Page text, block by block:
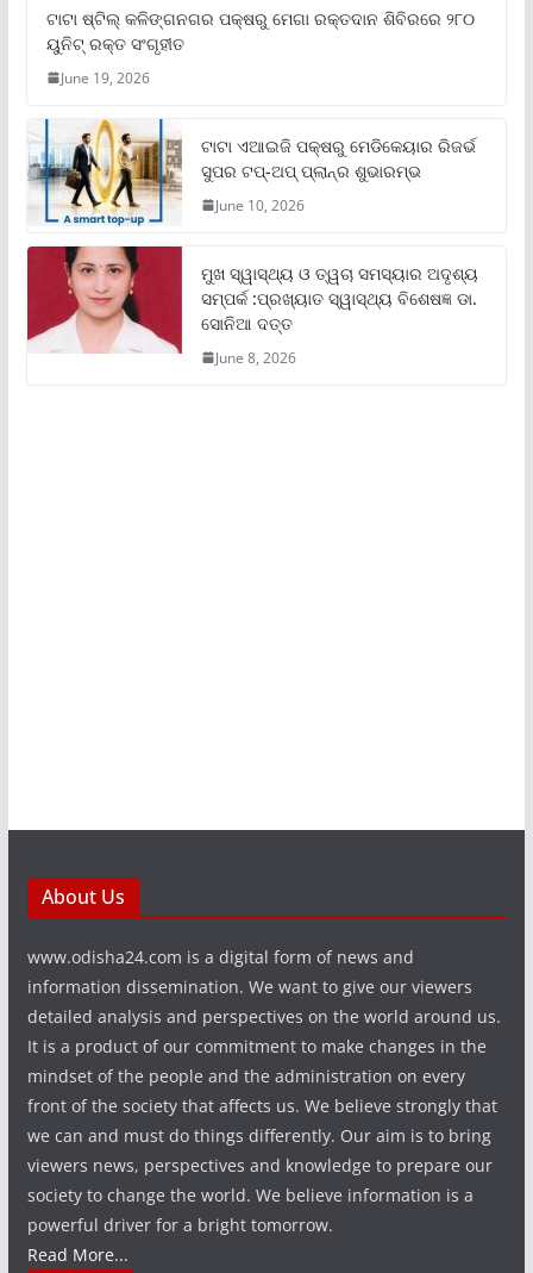
ଟାଟା ଷ୍ଟିଲ୍‌ କଳିଙ୍ଗନଗର ପକ୍ଷରୁ ମେଗା ରକ୍ତଦାନ ଶିବିରରେ ୨୮୦
ୟୁନିଟ୍‌ ରକ୍ତ ସଂଗୃହୀତ
June 19, 2026
ଟାଟା ଏଆଇଜି ପକ୍ଷରୁ ମେଡିକେୟାର ରିଜର୍ଭ
ସୁପର ଟପ୍‌-ଅପ୍ ପ୍ଲାନ୍‌ର ଶୁଭାରମ୍ଭ
June 10, 2026
ମୁଖ ସ୍ୱାସ୍ଥ୍ୟ ଓ ତ୍ୱଚା ସମସ୍ୟାର ଅଦୃଶ୍ୟ
ସମ୍ପର୍କ :ପ୍ରଖ୍ୟାତ ସ୍ୱାସ୍ଥ୍ୟ ବିଶେଷଜ୍ଞ ଡା.
ସୋନିଆ ଦତ୍ତ
June 8, 2026
About Us
www.odisha24.com is a digital form of news and
information dissemination. We want to give our viewers
detailed analysis and perspectives on the world around us.
It is a product of our commitment to make changes in the
mindset of the people and the administration on every
front of the society that affects us. We believe strongly that
we can and must do things differently. Our aim is to bring
viewers news, perspectives and knowledge to prepare our
society to change the world. We believe information is a
powerful driver for a bright tomorrow.
Read More...